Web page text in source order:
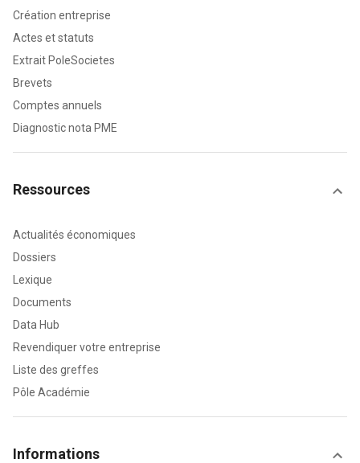
Création entreprise
Actes et statuts
Extrait PoleSocietes
Brevets
Comptes annuels
Diagnostic nota PME
Ressources
Actualités économiques
Dossiers
Lexique
Documents
Data Hub
Revendiquer votre entreprise
Liste des greffes
Pôle Académie
Informations